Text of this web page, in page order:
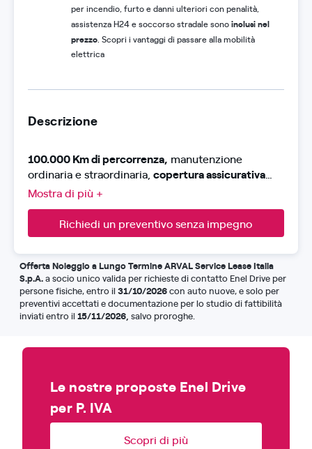
per incendio, furto e danni ulteriori con penalità,
assistenza H24 e soccorso stradale sonoinclusi nel
prezzo . Scopri i vantaggi di passare alla mobilità
elettrica
Descrizione
100.000 Km di percorrenza, manutenzione
ordinaria e straordinaria, copertura assicurativa
RCA, furto, incendio e danni ulteriori con penalità,
assistenza H24 e soccorso stradale.
Mostra di più +
Richiedi un preventivo senza impegno
Offerta Noleggio a Lungo Termine ARVAL Service Lease Italia
S.p.A.a socio unico valida per richieste di contatto Enel Drive per
persone fisiche, entro il 31/10/2026con auto nuove, e solo per
preventivi accettati e documentazione per lo studio di fattibilità
inviati entro il 15/11/2026, salvo proroghe.
Le nostre proposte Enel Drive
per P. IVA
Scopri di più